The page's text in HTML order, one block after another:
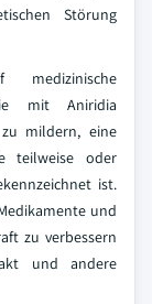
Störung
medizinische
mit Aniridia
mildern, eine
teilweise oder
ist.
und
zu verbessern
und andere